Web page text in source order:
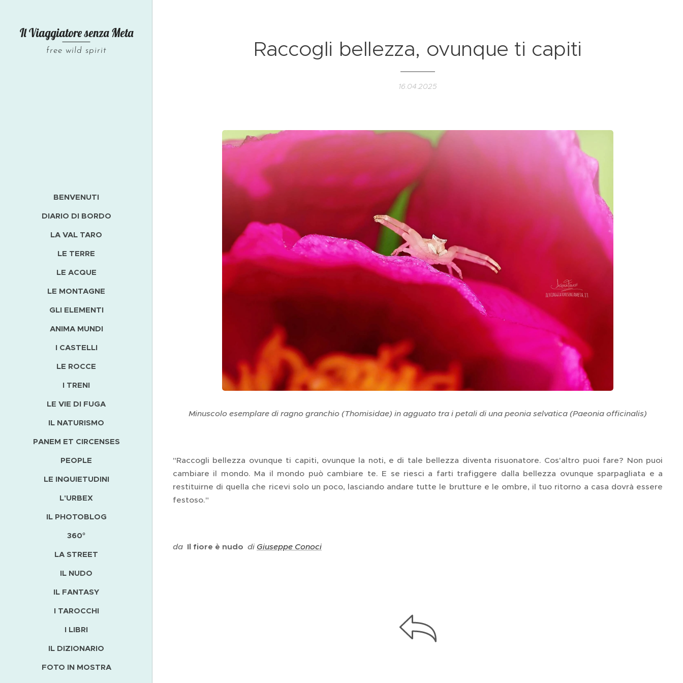
Il Viaggiatore senzaMeta
free wild spirit
BENVENUTI
DIARIO DI BORDO
LA VAL TARO
LE TERRE
LE ACQUE
LE MONTAGNE
GLI ELEMENTI
ANIMA MUNDI
I CASTELLI
LE ROCCE
I TRENI
LE VIE DI FUGA
IL NATURISMO
PANEM ET CIRCENSES
PEOPLE
LE INQUIETUDINI
L'URBEX
IL PHOTOBLOG
360°
LA STREET
IL NUDO
IL FANTASY
I TAROCCHI
I LIBRI
IL DIZIONARIO
FOTO IN MOSTRA
Raccogli bellezza, ovunque ti capiti
16.04.2025
Minuscolo esemplare di ragno granchio (Thomisidae) in agguato tra i petali di una peonia selvatica (Paeonia officinalis)
"Raccogli bellezza ovunque ti capiti, ovunque la noti, e di tale bellezza diventa risuonatore. Cos'altro puoi fare? Non puoi
cambiare il mondo. Ma il mondo può cambiare te. E se riesci a farti trafiggere dalla bellezza ovunque sparpagliata e a
restituirne di quella che ricevi solo un poco, lasciando andare tutte le brutture e le ombre, il tuo ritorno a casa dovrà essere
festoso."
da Il fiore è nudo di Giuseppe Conoci